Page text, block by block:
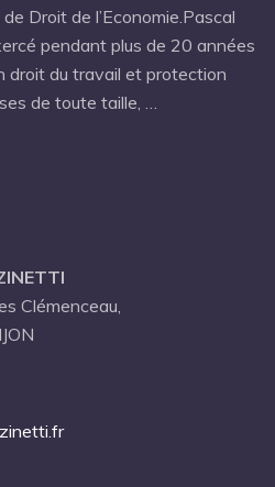
Droit de l’Economie.Pascal
pendant plus de 20 années
droit du travail et protection
de toute taille, …
Clémenceau,